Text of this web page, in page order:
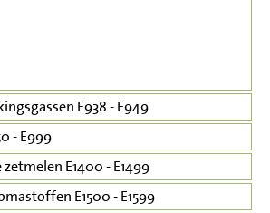
E938 - E949
- E999
E1400 - E1499
E1500 - E1599